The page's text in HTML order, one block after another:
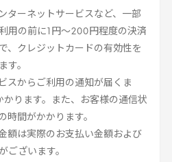
ターネットサービスなど、一部
用の前に
円～200 円程度の決済
、クレジットカードの有効性を
す。
スからご利用の通知が届くま
かります。また、お客様の通信状
時間がかかります。
額は実際のお支払い金額および
ございます。